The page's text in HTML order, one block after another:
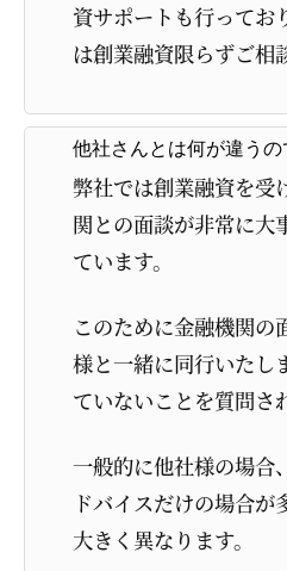
資サポートも行ってお
は創業融資限らずご相
他社さんとは何が違うの
弊社では創業融資を受
関との面談が非常に大
ています。
このために金融機関の
様と一緒に同行いたし
ていないことを質問さ
一般的に他社様の場合
ドバイスだけの場合が
大きく異なります。